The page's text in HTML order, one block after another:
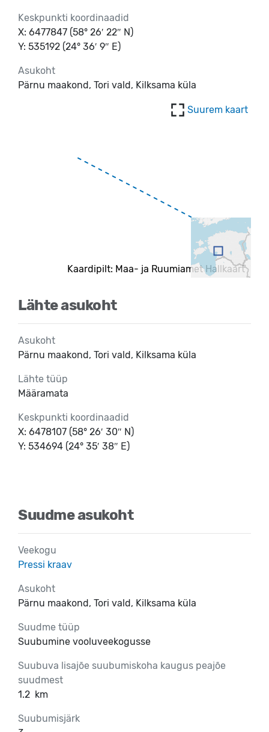
Keskpunkti koordinaadid
X: 6477847 (58° 26′ 22″ N)
Y: 535192 (24° 36′ 9″ E)
Asukoht
Pärnu maakond, Tori vald, Kilksama küla
Suurem kaart
Kaardipilt: Maa- ja Ruumiamet Hallkaart
Lähte asukoht
Asukoht
Pärnu maakond, Tori vald, Kilksama küla
Lähte tüüp
Määramata
Keskpunkti koordinaadid
X: 6478107 (58° 26′ 30″ N)
Y: 534694 (24° 35′ 38″ E)
Suudme asukoht
Veekogu
Pressi kraav
Asukoht
Pärnu maakond, Tori vald, Kilksama küla
Suudme tüüp
Suubumine vooluveekogusse
Suubuva lisajõe suubumiskoha kaugus peajõe
suudmest
1.2 km
Suubumisjärk